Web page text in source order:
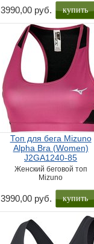
3990,00 руб. купить
Топ для бега Mizuno
Alpha Bra (Women)
J2GA1240-85
Женский беговой топ
Mizuno
3990,00 руб. купить